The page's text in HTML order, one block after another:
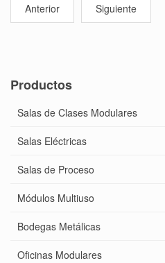
Anterior Siguiente
Productos
Salas de Clases Modulares
Salas Eléctricas
Salas de Proceso
Módulos Multiuso
Bodegas Metálicas
Oficinas Modulares